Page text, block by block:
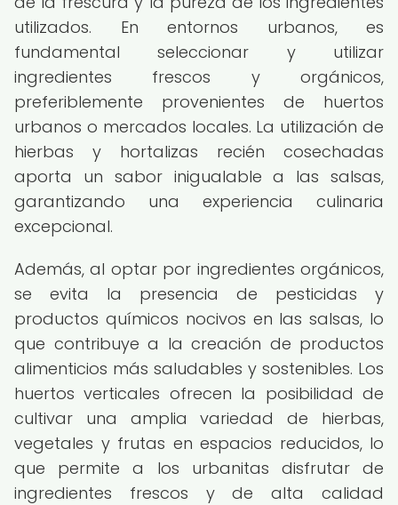
utilizados. En entornos urbanos, es
fundamental seleccionar y utilizar
ingredientes frescos y orgánicos,
preferiblemente provenientes de huertos
urbanos o mercados locales. La utilización de
hierbas y hortalizas recién cosechadas
aporta un sabor inigualable a las salsas,
garantizando una experiencia culinaria
excepcional.
Además, al optar por ingredientes orgánicos,
se evita la presencia de pesticidas y
productos químicos nocivos en las salsas, lo
que contribuye a la creación de productos
alimenticios más saludables y sostenibles. Los
huertos verticales ofrecen la posibilidad de
cultivar una amplia variedad de hierbas,
vegetales y frutas en espacios reducidos, lo
que permite a los urbanitas disfrutar de
ingredientes frescos y de alta calidad